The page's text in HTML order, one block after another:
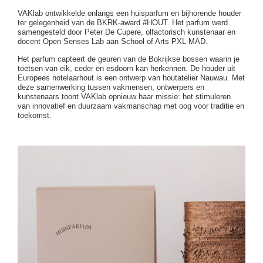
VAKlab ontwikkelde onlangs een huisparfum en bijhorende houder
ter gelegenheid van de BKRK-award #HOUT. Het parfum werd
samengesteld door Peter De Cupere, olfactorisch kunstenaar en
docent Open Senses Lab aan School of Arts PXL-MAD.
Het parfum capteert de geuren van de Bokrijkse bossen waarin je
toetsen van eik, ceder en esdoorn kan herkennen. De houder uit
Europees notelaarhout is een ontwerp van houtatelier Nauwau. Met
deze samenwerking tussen vakmensen, ontwerpers en
kunstenaars toont VAKlab opnieuw haar missie: het stimuleren
van innovatief en duurzaam vakmanschap met oog voor traditie en
toekomst.